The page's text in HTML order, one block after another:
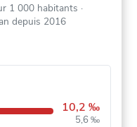
1 000 habitants ·
depuis 2016
10,2 ‰
5,6 ‰